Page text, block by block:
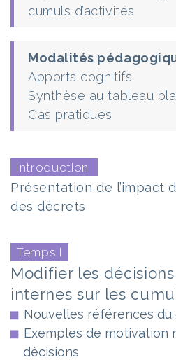
cumuls d’activités
Modalités
Apports cognitifs
Synthèse au tableau
Cas pratiques
Introduction
Présentation de l’impact
des décrets
Temps I
Modifier les
internes sur les
Nouvelles références
Exemples de motivation
décisions